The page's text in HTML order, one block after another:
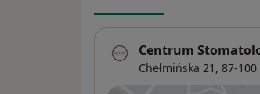
Centrum
Chełmińska 21, 87-100